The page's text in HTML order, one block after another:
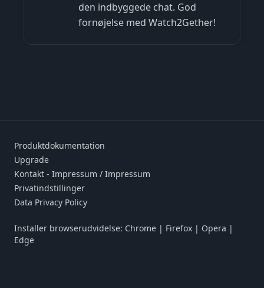
den indbyggede chat. God
fornøjelse med Watch2Gether!
Produktdokumentation
Upgrade
Kontakt - Impressum / Impressum
Privatindstillinger
Data Privacy Policy
Installer browserudvidelse: Chrome | Firefox | Opera |
Edge